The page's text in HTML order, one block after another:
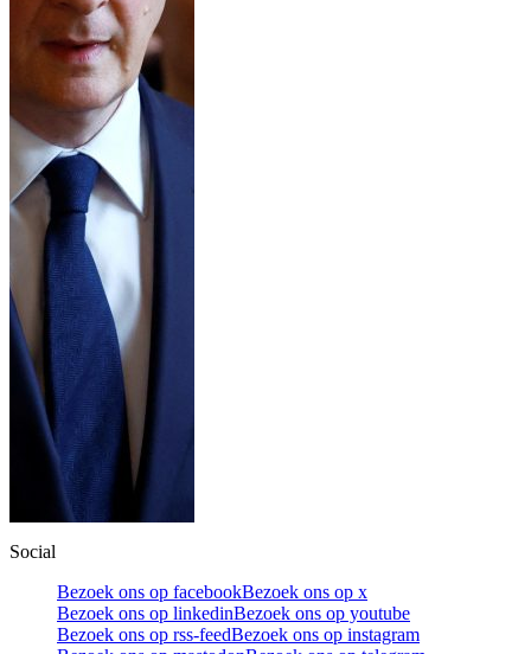
Social
Bezoek ons op facebookBezoek ons op x
Bezoek ons op linkedinBezoek ons op youtube
Bezoek ons op rss-feedBezoek ons op instagram